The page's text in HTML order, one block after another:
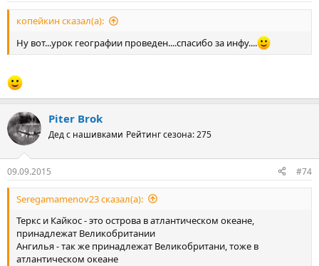
копейкин сказал(а):
Ну вот...урок географии проведен....спасибо за инфу....
Piter Brok
Дед с нашивками Рейтинг сезона: 275
09.09.2015 #74
Seregamamenov23 сказал(а):
Теркс и Кайкос - это острова в атлантическом океане,
принадлежат Великобритании
Ангилья - так же принадлежат Великобритани, тоже в
атлантическом океане